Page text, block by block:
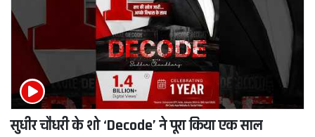
सुधीर चौधरी के शो ‘Decode’ ने पूरा किया एक साल